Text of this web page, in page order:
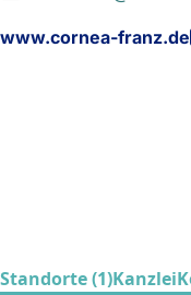
www.cornea-franz.de
Standorte (1)Kanzlei